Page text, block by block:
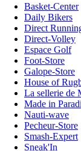
Basket-Center
Daily Bikers
Direct
Direct-Volley
Espace Golf
Foot-Store
Galope-Store
House of
La sellerie de
Made in
Nauti-wave
Pecheur-Store
Smash-Expert
Sneak'In